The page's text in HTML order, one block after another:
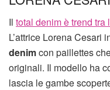
Il total denim è trend tra
L’attrice Lorena Cesari
denimcon paillettes
originali. Il modello ha
lascia le gambe